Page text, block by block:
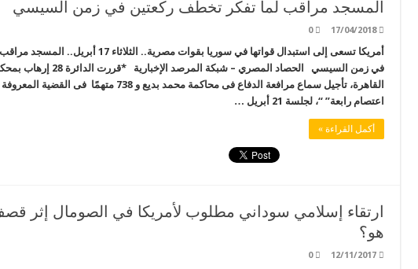
المسجد مراقب لما تفكر تخطف ركعتين في زمن السيسي
17/04/2018
0
أمريكا تسعى إلى استبدال قواتها في سوريا بقوات
في زمن السيسي الحصاد المصري – شبكة
القاهرة، تأجيل سماع مرافعة الدفاع فى محاكمة محمد بديع و
اعتصام رابعة” “، لجلسة 21 أبريل …
أكمل القراءة »
ارتقاء إسلامي سوداني مطلوب لأمريكا في الصومال إثر
هو؟
12/11/2017
0